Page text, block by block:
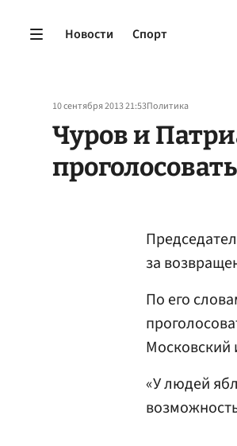
Новости Спорт
10 сентября 2013 21:53Политика
Чуров и
за
По его
Московский
«У людей